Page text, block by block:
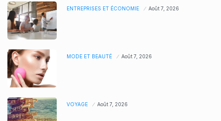
ENTREPRISES ET ÉCONOMIE Août 7, 2026
MODE ET BEAUTÉ Août 7, 2026
VOYAGE Août 7, 2026